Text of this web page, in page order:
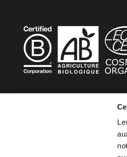
BECOME MOB
MOB HOTEL se développe
Vous souhaitez créer votre